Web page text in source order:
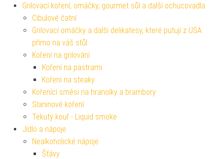
Grilovací koření, omáčky, gourmet sůl a další ochucovadla
Cibulové čatní
Grilovací omáčky a další delikatesy, které putují z USA
přímo na váš stůl
Koření na grilování
Koření na pastrami
Koření na steaky
Kořenící směsi na hranolky a brambory
Slaninové koření
Tekutý kouř - Liquid smoke
Jídlo a nápoje
Nealkoholické nápoje
Šťávy